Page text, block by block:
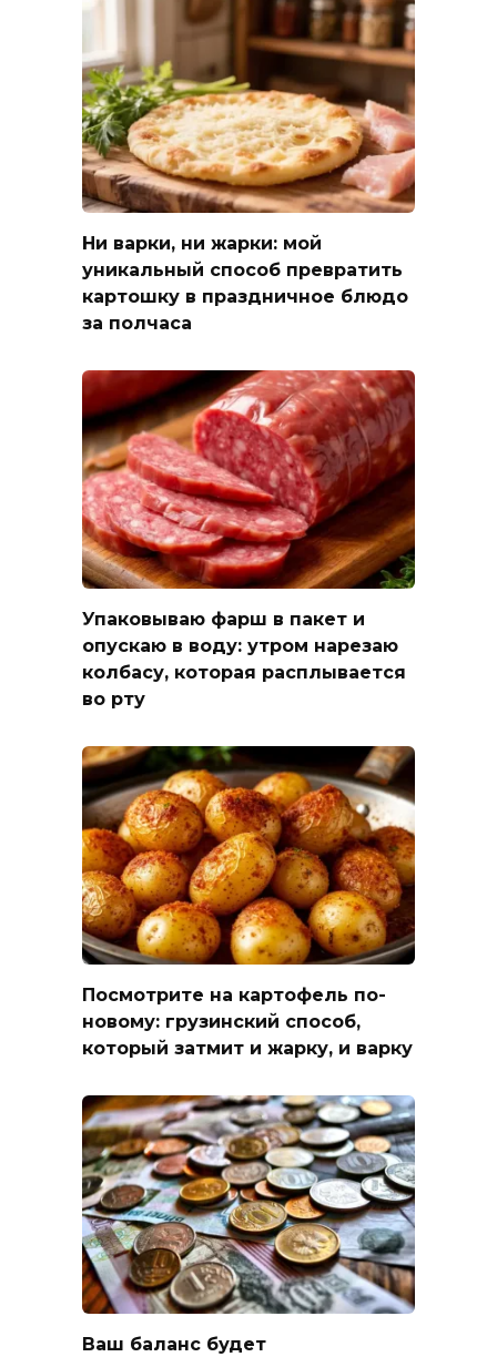
Ни варки, ни жарки: мой
уникальный способ превратить
картошку в праздничное блюдо
за полчаса
Упаковываю фарш в пакет и
опускаю в воду: утром нарезаю
колбасу, которая расплывается
во рту
Посмотрите на картофель по-
новому: грузинский способ,
который затмит и жарку, и варку
Ваш баланс будет